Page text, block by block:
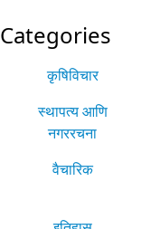
Categories
कृषिविचार
स्थापत्य आणि
नगररचना
वैचारिक